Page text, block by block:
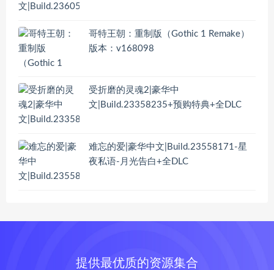
哥特王朝：重制版（Gothic 1 Remake）
版本：v168098
受折磨的灵魂2|豪华中
文|Build.23358235+预购特典+全DLC
难忘的爱|豪华中文|Build.23558171-星
夜私语-月光告白+全DLC
提供最优质的资源集合